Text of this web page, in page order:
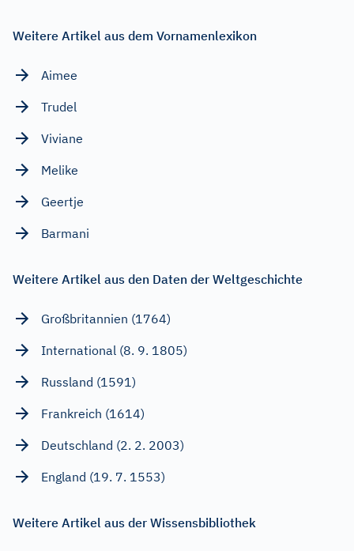
Weitere Artikel aus dem Vornamenlexikon
Aimee
Trudel
Viviane
Melike
Geertje
Barmani
Weitere Artikel aus den Daten der Weltgeschichte
Großbritannien (1764)
International (8. 9. 1805)
Russland (1591)
Frankreich (1614)
Deutschland (2. 2. 2003)
England (19. 7. 1553)
Weitere Artikel aus der Wissensbibliothek